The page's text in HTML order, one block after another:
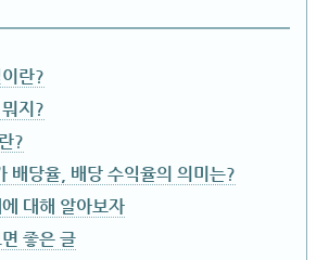
란?
지?
?
배당율, 배당 수익율의 의미는?
대해 알아보자
좋은 글